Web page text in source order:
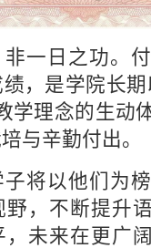
非一日之功。
，是学院长
学理念的生动
与辛勤付出。
子将以他们为
野，不断提升
，未来在更广